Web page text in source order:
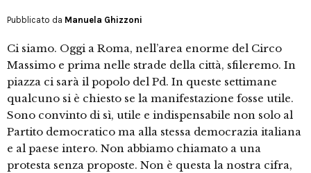
Pubblicato da Manuela Ghizzoni
Ci siamo. Oggi a Roma, nell’area enorme del Circo
Massimo e prima nelle strade della città, sfileremo. In
piazza ci sarà il popolo del Pd. In queste settimane
qualcuno si è chiesto se la manifestazione fosse utile.
Sono convinto di sì, utile e indispensabile non solo al
Partito democratico ma alla stessa democrazia italiana
e al paese intero. Non abbiamo chiamato a una
protesta senza proposte. Non è questa la nostra cifra,